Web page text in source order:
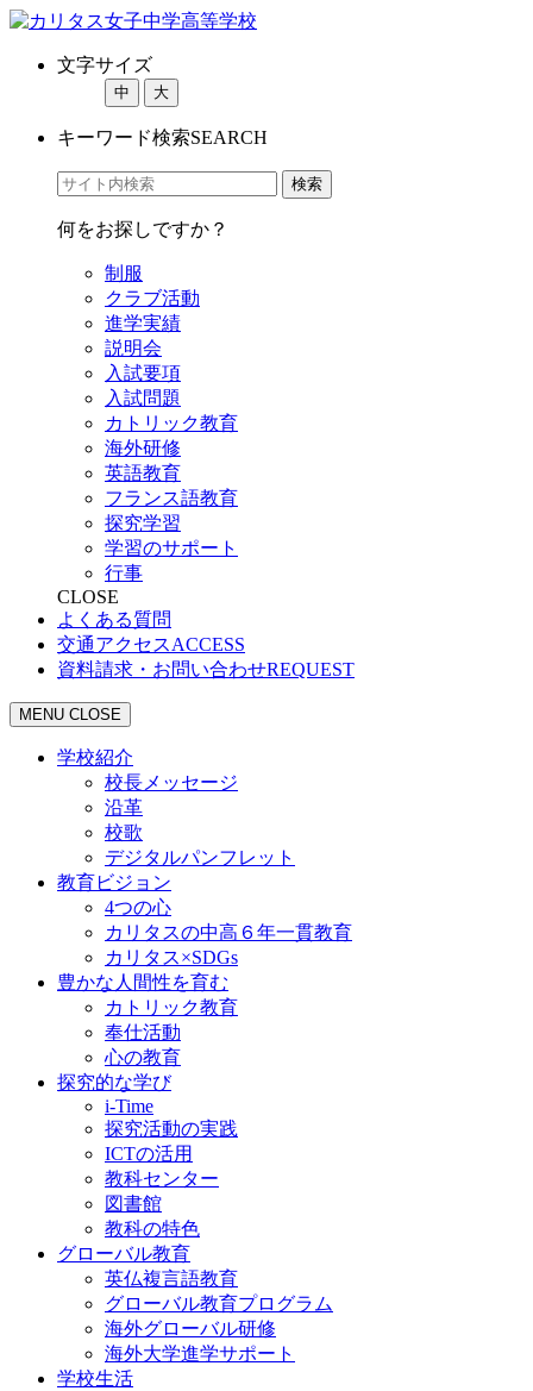
文字サイズ
中 大
キーワード検索SEARCH
何をお探しですか？
制服
クラブ活動
進学実績
説明会
入試要項
入試問題
カトリック教育
海外研修
英語教育
フランス語教育
探究学習
学習のサポート
行事
CLOSE
よくある質問
交通アクセスACCESS
資料請求・お問い合わせREQUEST
MENU CLOSE
学校紹介
校長メッセージ
沿革
校歌
デジタルパンフレット
教育ビジョン
4つの心
カリタスの中高６年一貫教育
カリタス×SDGs
豊かな人間性を育む
カトリック教育
奉仕活動
心の教育
探究的な学び
i-Time
探究活動の実践
ICTの活用
教科センター
図書館
教科の特色
グローバル教育
英仏複言語教育
グローバル教育プログラム
海外グローバル研修
海外大学進学サポート
学校生活